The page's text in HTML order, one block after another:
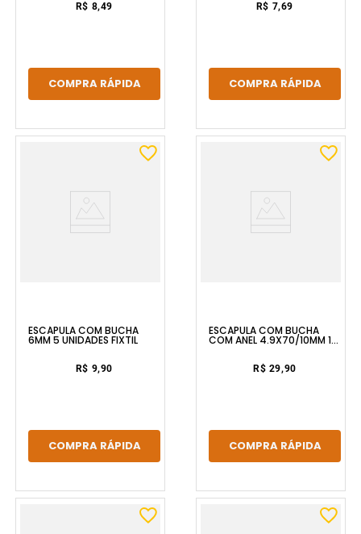
R$ 8,49
COMPRA RÁPIDA
R$ 7,69
COMPRA RÁPIDA
ESCÁPULA COM BUCHA
6MM 5 UNIDADES FIXTIL
R$ 9,90
COMPRA RÁPIDA
ESCÁPULA COM BUCHA
COM ANEL 4.9X70/10MM 10
R$ 29,90
COMPRA RÁPIDA